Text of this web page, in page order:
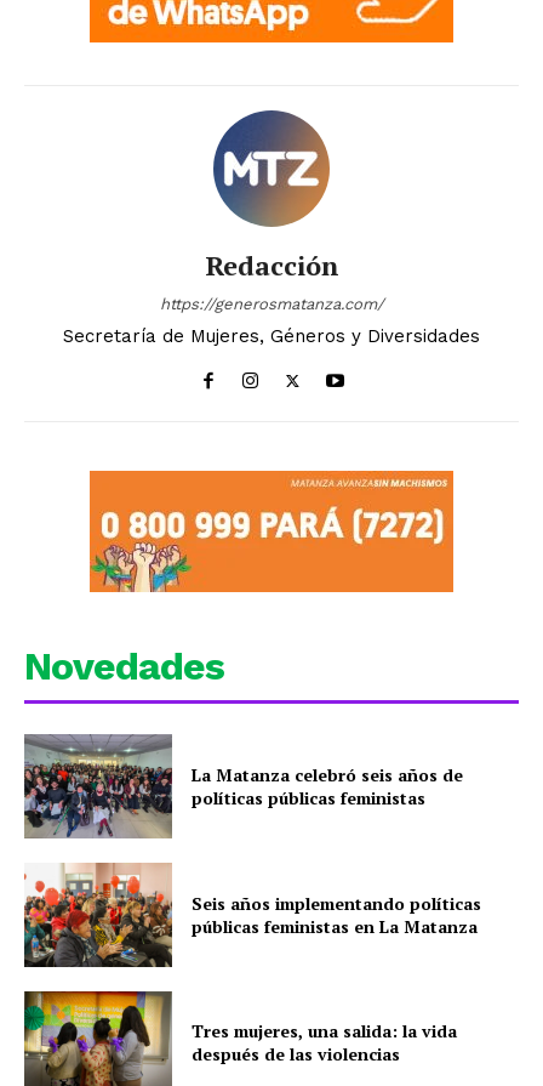
Redacción
https://generosmatanza.com/
Secretaría de Mujeres, Géneros y Diversidades
Novedades
La Matanza celebró seis años de
políticas públicas feministas
Seis años implementando políticas
públicas feministas en La Matanza
Tres mujeres, una salida: la vida
después de las violencias